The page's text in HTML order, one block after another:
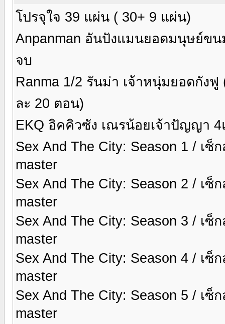
โปรจุใจ 39 แผ่น ( 30+ 9 แผ่น)
Anpanman อันปังแมนยอดมนุษย์ข
จบ
Ranma 1/2 รันม่า เจ้าหนุ่มยอดกัง
ละ 20 ตอน)
EKQ อิคคิวซัง เณรน้อยเจ้าปัญญา
Sex And The City: Season 1 / เ
master
Sex And The City: Season 2 / เ
master
Sex And The City: Season 3 / เ
master
Sex And The City: Season 4 / เ
master
Sex And The City: Season 5 / เ
master